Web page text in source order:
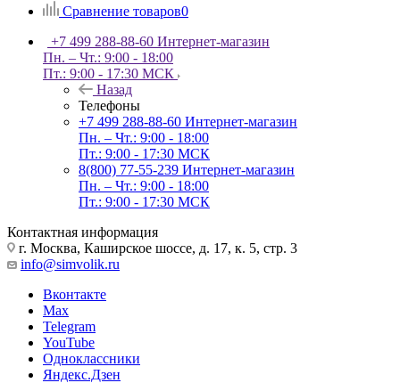
Сравнение товаров0
+7 499 288-88-60 Интернет-магазин
Пн. – Чт.: 9:00 - 18:00
Пт.: 9:00 - 17:30 МСК
Назад
Телефоны
+7 499 288-88-60 Интернет-магазин
Пн. – Чт.: 9:00 - 18:00
Пт.: 9:00 - 17:30 МСК
8(800) 77-55-239 Интернет-магазин
Пн. – Чт.: 9:00 - 18:00
Пт.: 9:00 - 17:30 МСК
Контактная информация
г. Москва, Каширское шоссе, д. 17, к. 5, стр. 3
info@simvolik.ru
Вконтакте
Max
Telegram
YouTube
Одноклассники
Яндекс.Дзен